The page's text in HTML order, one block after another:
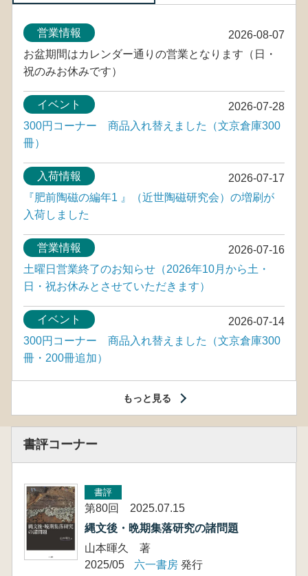
2026-08-07
営業情報
お盆期間はカレンダー通りの営業となります（日・
祝のみお休みです）
2026-07-28
イベント
300円コーナー 商品入れ替えました（文京倉庫300
冊）
2026-07-17
入荷情報
『肥前陶磁の編年1 』（近世陶磁研究会）の増刷が
入荷しました
2026-07-16
営業情報
土曜日営業終了のお知らせ（2026年10月から土・
日・祝お休みとさせていただきます）
2026-07-14
イベント
300円コーナー 商品入れ替えました（文京倉庫300
冊・200冊追加）
もっと見る
書評コーナー
書評
第80回 2025.07.15
縄文後・晩期集落研究の諸問題
山本暉久 著
2025/05
六一書房 発行